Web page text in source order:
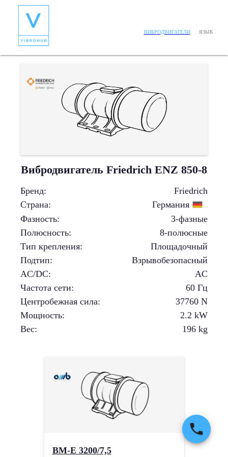
ВИБРОДВИГАТЕЛИ ЯЗЫК
Вибродвигатель Friedrich ENZ 850-8
Бренд:
Friedrich
Страна:
Германия
Фазность:
3-фазные
Полюсность:
8-полюсные
Тип крепления:
Площадочный
Подтип:
Взрывобезопасный
AC/DC:
AC
Частота сети:
60 Гц
Центробежная сила: 37760 N
Мощность: 2.2 kW
Вес: 196 kg
BM-E 3200/7,5